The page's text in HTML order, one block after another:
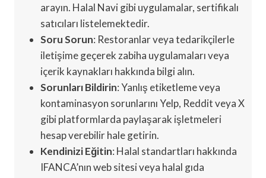
arayın. Halal Navi gibi uygulamalar, sertifikalı
satıcıları listelemektedir.
Soru Sorun: Restoranlar veya tedarikçilerle
iletişime geçerek zabiha uygulamaları veya
içerik kaynakları hakkında bilgi alın.
Sorunları Bildirin: Yanlış etiketleme veya
kontaminasyon sorunlarını Yelp, Reddit veya X
gibi platformlarda paylaşarak işletmeleri
hesap verebilir hale getirin.
Kendinizi Eğitin: Halal standartları hakkında
IFANCA’nın web sitesi veya halal gıda